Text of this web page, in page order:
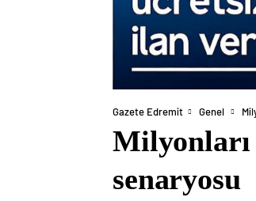
Gazete Edremit Genel
senaryosu